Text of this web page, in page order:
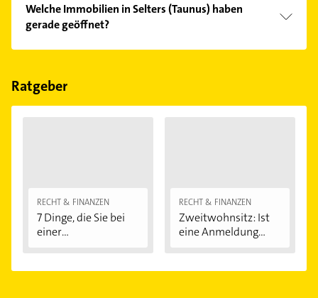
Kundenmeinungen und profitieren Sie von den
Empfehlungen. Die Suchergebnisse können Sie sich
einfach nachBewertungensortiert anzeigen lassen.
Welche Immobilien in Selters (Taunus) haben
gerade geöffnet?
Im Anbieter-Bereich finden Sie alleÖffnungszeiten.
Feiertagen abweichen können.
Ratgeber
RECHT & FINANZEN
7 Dinge, die Sie bei
einer
RECHT & FINANZEN
Zweitwohnsitz: Ist
eine Anmeldung...